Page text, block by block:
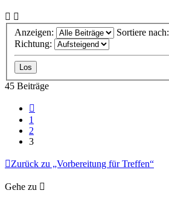
Anzeigen:
Sortiere nach:
Richtung:
45 Beiträge
1
2
3
Zurück zu „Vorbereitung für Treffen“
Gehe zu